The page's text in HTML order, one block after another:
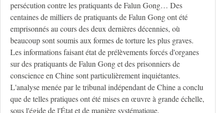
persécution contre les pratiquants de Falun Gong… Des
centaines de milliers de pratiquants de Falun Gong ont été
emprisonnés au cours des deux dernières décennies, où
beaucoup sont soumis aux formes de torture les plus graves.
Les informations faisant état de prélèvements forcés d'organes
sur des pratiquants de Falun Gong et des prisonniers de
conscience en Chine sont particulièrement inquiétantes.
L'analyse menée par le tribunal indépendant de Chine a conclu
que de telles pratiques ont été mises en œuvre à grande échelle,
sous l'égide de l'État et de manière systématique.